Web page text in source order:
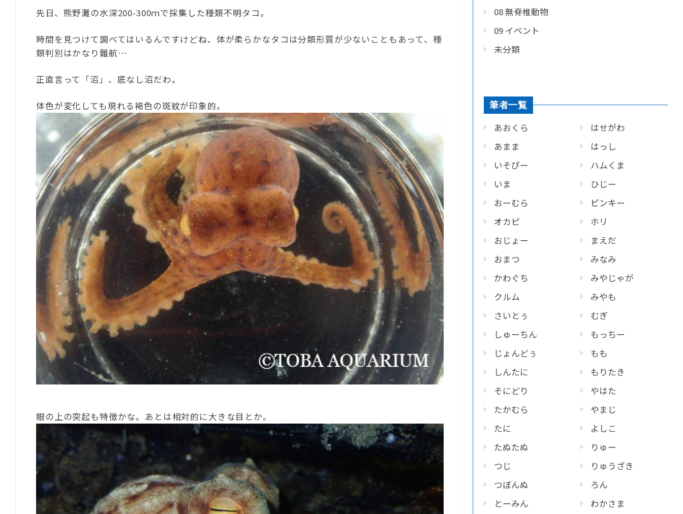
先日、熊野灘の水深200-300ｍで採集した種類不明タコ。
時間を見つけて調べてはいるんですけどね、体が柔らかなタコは分類形質が少ないこともあって、種
類判別はかなり難航…
正直言って「沼」、底なし沼だわ。
体色が変化しても現れる褐色の斑紋が印象的。
眼の上の突起も特徴かな。あとは相対的に大きな目とか。
08 無脊椎動物
09 イベント
未分類
筆者一覧
あおくら
あまま
いそぴー
いま
おーむら
オカピ
おじょー
おまつ
かわぐち
クルム
さいとぅ
しゅーちん
じょんどぅ
しんたに
そにどり
たかむら
たに
たぬたぬ
つじ
つぼんぬ
とーみん
はせがわ
はっし
ハムくま
ひじー
ピンキー
ホリ
まえだ
みなみ
みやじゃが
みやも
むぎ
もっちー
もも
もりたき
やはた
やまじ
よしこ
りゅー
りゅうざき
ろん
わかさま